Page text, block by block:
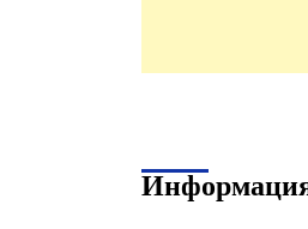
Информация